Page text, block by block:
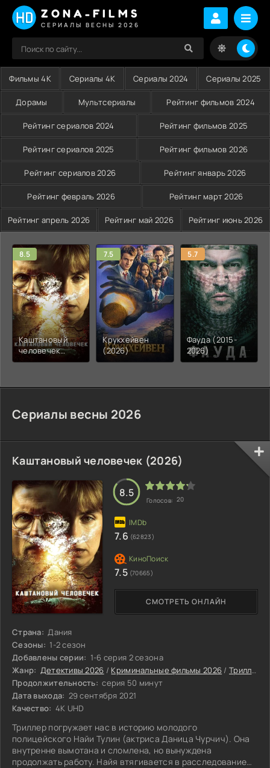
ZONA-FILMS
СЕРИАЛЫ ВЕСНЫ 2026
Фильмы 4K Сериалы 4K Сериалы 2024 Сериалы 2025
Дорамы Мультсериалы Рейтинг фильмов 2024
Рейтинг сериалов 2024 Рейтинг фильмов 2025
Рейтинг сериалов 2025 Рейтинг фильмов 2026
Рейтинг сериалов 2026 Рейтинг январь 2026
Рейтинг февраль 2026 Рейтинг март 2026
Рейтинг апрель 2026 Рейтинг май 2026 Рейтинг июнь 2026
8.5
Каштановый
человечек
(2026)
7.5
Крукхейвен
(2026)
5.7
Фауда (2015-
2026)
Сериалы весны 2026
Каштановый человечек (2026)
Страна: Дания
Сезоны: 1-2 сезон
Добавлены серии: 1-6 серия 2 сезона
Жанр: Детективы 2026 / Криминальные фильмы 2026 /Триллеры 2026
Продолжительность: серия 50 минут
Дата выхода: 29 сентября 2021
Качество: 4K UHD
Триллер погружает нас в историю молодого
полицейского Найи Тулин (актриса Даница Чурчич). Она
внутренне вымотана и сломлена, но вынуждена
продолжать работу. Найя втягивается в расследование
СМОТРЕТЬ ОНЛАЙН
8.5
Голосов: 20
7.6 (62823)
7.5 (70665)